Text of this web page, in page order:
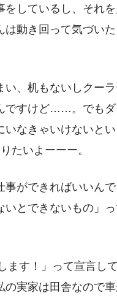
しているし、それ
動き回って気づい
、机もないしクー
ですけど……。でもダ
なきゃいけないと
たいよーーー。
ができればいいん
とできないもの」
ます！」って宣言し
実家は田舎なので